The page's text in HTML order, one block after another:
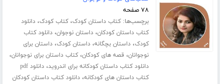
۷۸ صفحه
برچسب‌ها:کتاب داستان کودک،کتاب کودک،دانلود
کتاب داستان کودکان،داستان نوجوان،دانلود کتاب
کودک،داستان بچگانه،داستان کودک،داستان برای
نوجوانان، قصه های کودکان،کتاب داستان برای نوجوانان،
دانلود کتاب داستان کودکانه برای اندروید،
دانلود pdf
کتاب داستان های کودکانه،دانلود کتاب داستان کودکان